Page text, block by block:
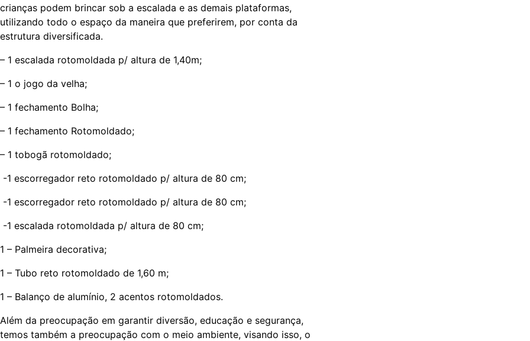
crianças podem brincar sob a escalada e as demais plataformas,
utilizando todo o espaço da maneira que preferirem, por conta da
estrutura diversificada.
– 1 escalada rotomoldada p/ altura de 1,40m;
– 1 o jogo da velha;
– 1 fechamento Bolha;
– 1 fechamento Rotomoldado;
– 1 tobogã rotomoldado;
-1 escorregador reto rotomoldado p/ altura de 80 cm;
-1 escorregador reto rotomoldado p/ altura de 80 cm;
-1 escalada rotomoldada p/ altura de 80 cm;
1 – Palmeira decorativa;
1 – Tubo reto rotomoldado de 1,60 m;
1 – Balanço de alumínio, 2 acentos rotomoldados.
Além da preocupação em garantir diversão, educação e segurança,
temos também a preocupação com o meio ambiente, visando isso, o